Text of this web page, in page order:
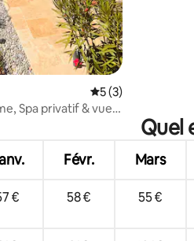
Évaluation
5 (3)
Spa privatif & vue
Quel
Févr. Mars
€ 58 € 55 €